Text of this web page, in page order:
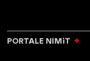
PORTALE NIMiT